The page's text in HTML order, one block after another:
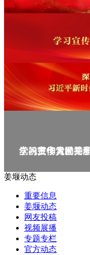
庆祝中华人民共
学习贯彻党的二
党的二十大精神
学习宣传贯彻党
学习贯彻习近平
姜堰动态
重要信息
姜堰动态
网友投稿
视频展播
专题专栏
官方动态